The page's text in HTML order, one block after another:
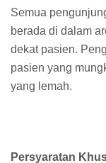
Semua
berada di dalam
dekat pasien.
pasien yang
yang lemah.
Persyaratan